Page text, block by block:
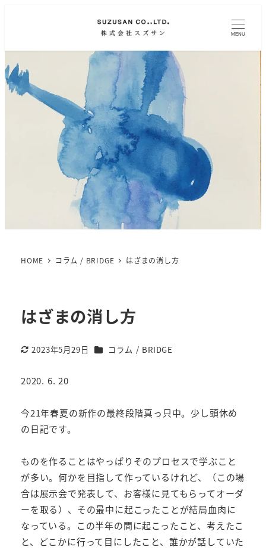
MENU
HOME コラム / BRIDGE はざまの消し方
はざまの消し方
更新日
2023年5月29日 カテゴリー
コラム / BRIDGE
2020. 6. 20
今21年春夏の新作の最終段階真っ只中。少し頭休め
の日記です。
ものを作ることはやっぱりそのプロセスで学ぶこと
が多い。何かを目指して作っているけれど、（この場
合は展示会で発表して、お客様に見てもらってオーダ
ーを取る）、その最中に起こったことが結局血肉に
なっている。この半年の間に起こったこと、考えたこ
と、どこかに行って目にしたこと、誰かが話していた